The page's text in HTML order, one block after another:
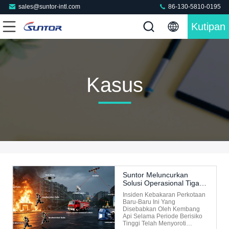
sales@suntor-intl.com 86-130-5810-0195
Kutipan
Kasus
Suntor Meluncurkan
Solusi Operasional Tiga
Tingkat Komunikasi
Pemadam Kebakaran
Perkotaan Untuk
Meningkatkan Efisiensi
Tanggap Darurat
Insiden Kebakaran Perkotaan
Baru-Baru Ini Yang
Disebabkan Oleh Kembang
Api Selama Periode Berisiko
Tinggi Telah Menyoroti